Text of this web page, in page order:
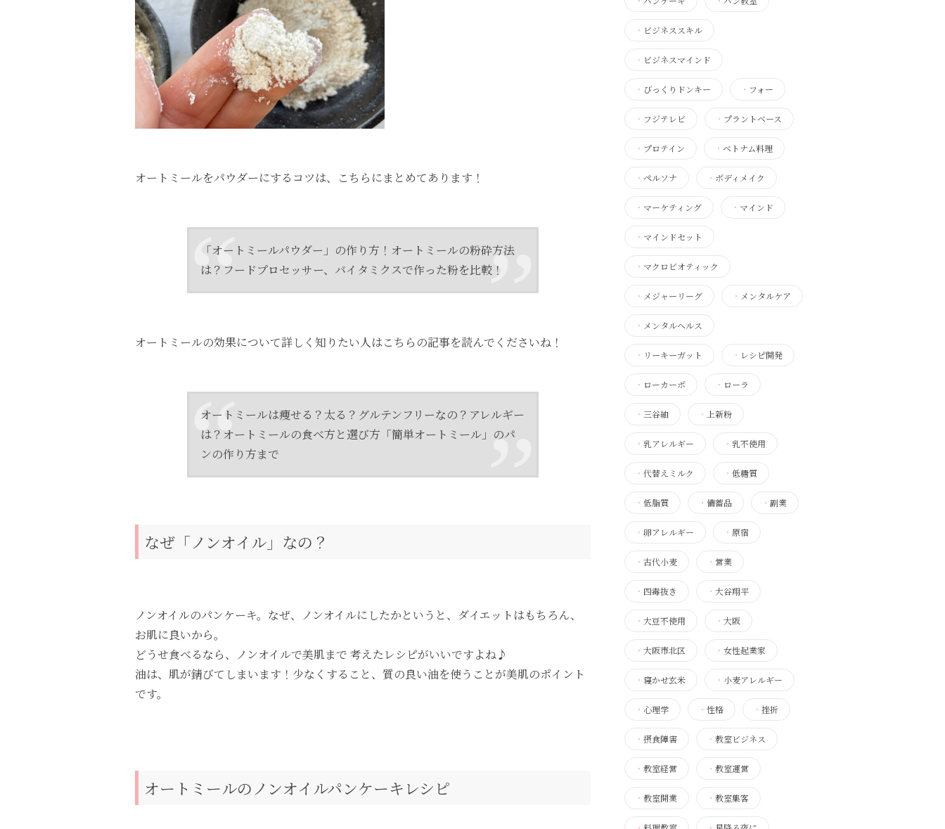
オートミールをパウダーにするコツは、こちらにまとめてあります！
「オートミールパウダー」の作り方！オートミールの粉砕方法
は？フードプロセッサー、バイタミクスで作った粉を比較！
オートミールの効果について詳しく知りたい人はこちらの記事を読んでくださいね！
オートミールは痩せる？太る？グルテンフリーなの？アレルギー
は？オートミールの食べ方と選び方「簡単オートミール」のパ
ンの作り方まで
なぜ「ノンオイル」なの？
ノンオイルのパンケーキ。なぜ、ノンオイルにしたかというと、ダイエットはもちろん、
お肌に良いから。
どうせ食べるなら、ノンオイルで美肌まで 考えたレシピがいいですよね♪
油は、肌が錆びてしまいます！少なくすること、質の良い油を使うことが美肌のポイント
です。
オートミールのノンオイルパンケーキレシピ
・ ビジネススキル
・ ビジネスマインド
・ びっくりドンキー ・ フォー
・ フジテレビ ・ プラントベース
・ プロテイン ・ ベトナム料理
・ ペルソナ ・ ボディメイク
・ マーケティング ・ マインド
・ マインドセット
・ マクロビオティック
・ メジャーリーグ ・ メンタルケア
・ メンタルヘルス
・ リーキーガット ・ レシピ開発
・ ローカーボ ・ ローラ
・ 三谷紬 ・ 上新粉
・ 乳アレルギー ・ 乳不使用
・ 代替えミルク ・ 低糖質
・ 低脂質 ・ 備蓄品 ・ 副業
・ 卵アレルギー ・ 原宿
・ 古代小麦 ・ 営業
・ 四毒抜き ・ 大谷翔平
・ 大豆不使用 ・ 大阪
・ 大阪市北区 ・ 女性起業家
・ 寝かせ玄米 ・ 小麦アレルギー
・ 心理学 ・ 性格 ・ 挫折
・ 摂食障害 ・ 教室ビジネス
・ 教室経営 ・ 教室運営
・ 教室開業 ・ 教室集客